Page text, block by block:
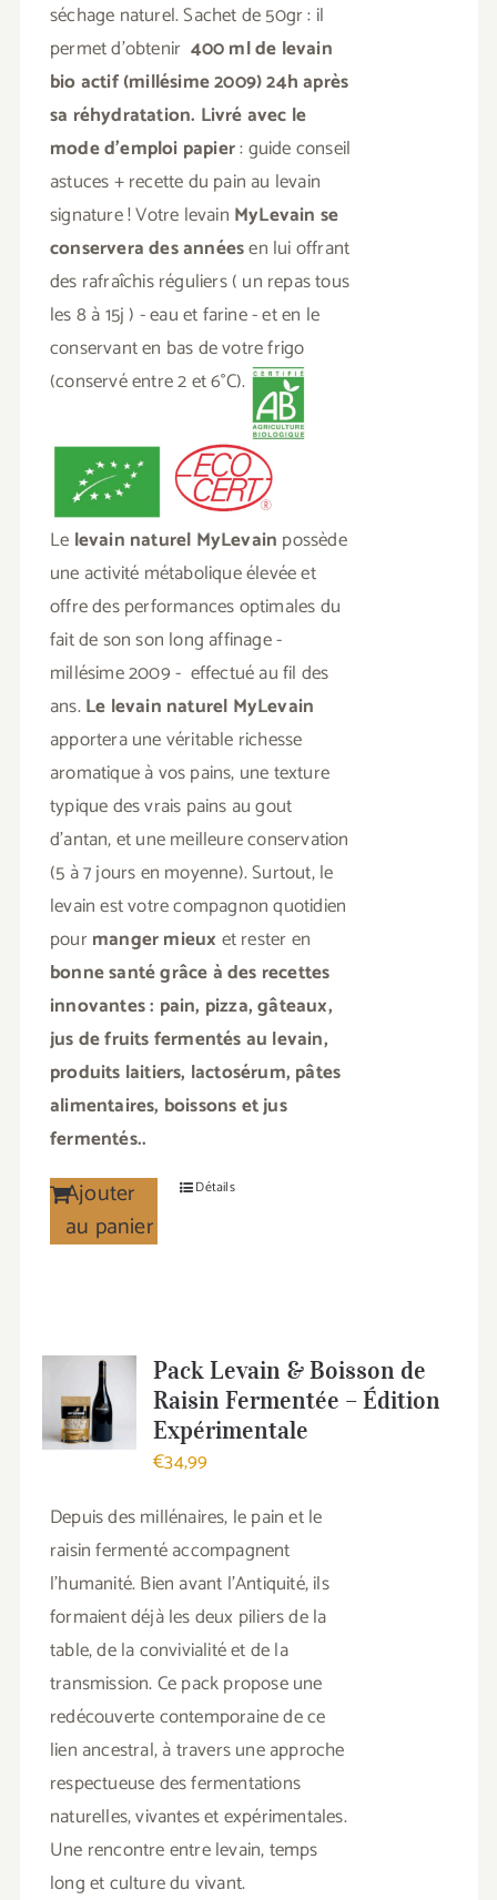
séchage naturel. Sachet de 50gr : il
permet d'obtenir 400 ml de levain
bio actif (millésime 2009)24h après
sa réhydratation. Livré avec le
mode d'emploi papier: guide conseil
astuces + recette du pain au levain
signature ! Votre levain MyLevain se
conservera des annéesen lui offrant
des rafraîchis réguliers ( un repas tous
les 8 à 15j ) - eau et farine - et en le
conservant en bas de votre frigo
(conservé entre 2 et 6°C).
Le levain naturel MyLevain possède
une activité métabolique élevée et
offre des performances optimales du
fait de son son long affinage -
millésime 2009 - effectué au fil des
ans.Le levain naturel MyLevain
apportera une véritable richesse
aromatique à vos pains, une texture
typique des vrais pains au gout
d'antan, et une meilleure conservation
(5 à 7 jours en moyenne). Surtout, le
levain est votre compagnon quotidien
pourmanger mieux et rester en
bonne santé grâce à des recettes
innovantes : pain, pizza, gâteaux,
jus de fruits fermentés au levain,
produits laitiers, lactosérum, pâtes
alimentaires, boissons et jus
fermentés..
Ajouter
au panier
Détails
Pack Levain & Boisson de
Raisin Fermentée – Édition
Expérimentale
€34,99
Depuis des millénaires, le pain et le
raisin fermenté accompagnent
l’humanité. Bien avant l’Antiquité, ils
formaient déjà les deux piliers de la
table, de la convivialité et de la
transmission. Ce pack propose une
redécouverte contemporaine de ce
lien ancestral, à travers une approche
respectueuse des fermentations
naturelles, vivantes et expérimentales.
Une rencontre entre levain, temps
long et culture du vivant.